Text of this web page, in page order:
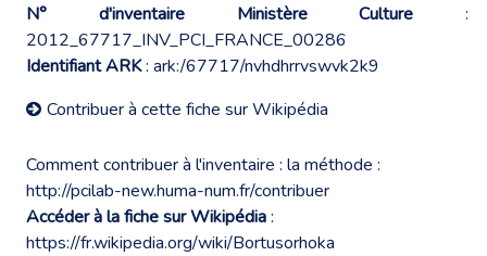
N° d'inventaire Ministère Culture :
2012_67717_INV_PCI_FRANCE_00286
Identifiant ARK: ark:/67717/nvhdhrrvswvk2k9
Contribuer à cette fiche sur Wikipédia
Comment contribuer à l'inventaire : la méthode :
http://pcilab-new.huma-num.fr/contribuer
Accéder à la fiche sur Wikipédia:
https://fr.wikipedia.org/wiki/Bortusorhoka